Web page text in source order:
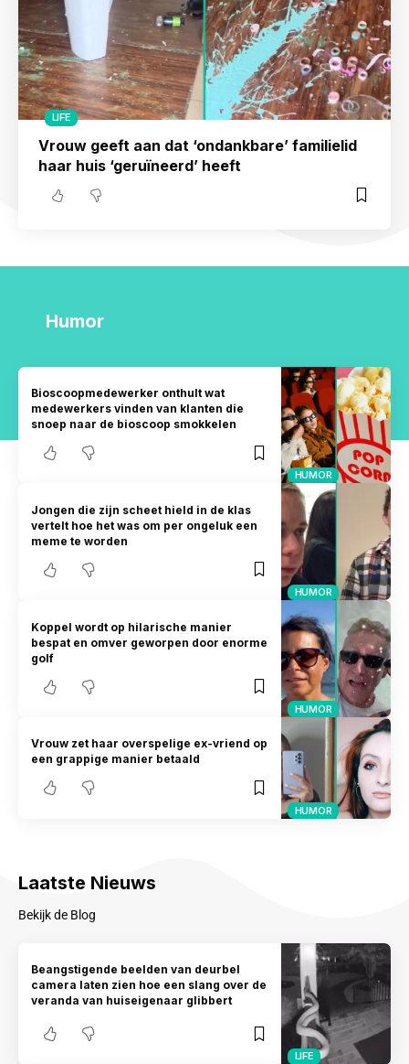
LIFE
Vrouw geeft aan dat ‘ondankbare’ familielid
haar huis ‘geruïneerd’ heeft
Humor
HUMOR
Bioscoopmedewerker onthult wat
medewerkers vinden van klanten die
snoep naar de bioscoop smokkelen
HUMOR
Jongen die zijn scheet hield in de klas
vertelt hoe het was om per ongeluk een
meme te worden
HUMOR
Koppel wordt op hilarische manier
bespat en omver geworpen door enorme
golf
HUMOR
Vrouw zet haar overspelige ex-vriend op
een grappige manier betaald
Laatste Nieuws
Bekijk de Blog
LIFE
Beangstigende beelden van deurbel
camera laten zien hoe een slang over de
veranda van huiseigenaar glibbert